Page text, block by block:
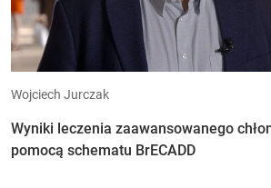
Wojciech Jurczak
Wyniki leczenia zaawansowanego
pomocą schematu BrECADD